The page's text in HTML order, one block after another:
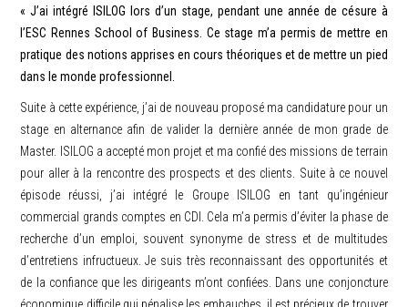
« J’ai intégré ISILOG lors d’un stage, pendant une année de césure à
l’ESC Rennes School of Business. Ce stage m’a permis de mettre en
pratique des notions apprises en cours théoriques et de mettre un pied
dans le monde professionnel.
Suite à cette expérience, j’ai de nouveau proposé ma candidature pour un
stage en alternance afin de valider la dernière année de mon grade de
Master. ISILOG a accepté mon projet et ma confié des missions de terrain
pour aller à la rencontre des prospects et des clients. Suite à ce nouvel
épisode réussi, j’ai intégré le Groupe ISILOG en tant qu’ingénieur
commercial grands comptes en CDI. Cela m’a permis d’éviter la phase de
recherche d’un emploi, souvent synonyme de stress et de multitudes
d’entretiens infructueux. Je suis très reconnaissant des opportunités et
de la confiance que les dirigeants m’ont confiées. Dans une conjoncture